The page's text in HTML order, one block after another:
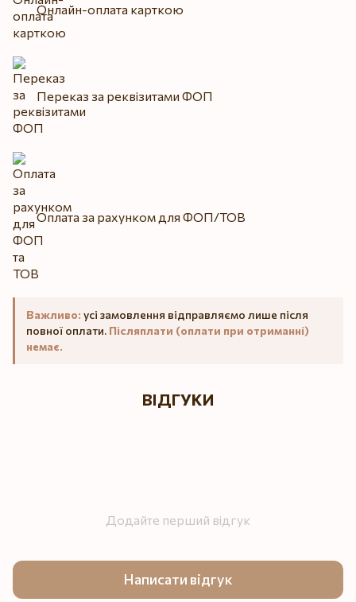
Онлайн-оплата карткою
Переказ за реквізитами ФОП
Оплата за рахунком для ФОП/ТОВ
Важливо: усі замовлення відправляємо лише після
повної оплати. Післяплати (оплати при отриманні)
немає.
ВІДГУКИ
Додайте перший відгук
Написати відгук